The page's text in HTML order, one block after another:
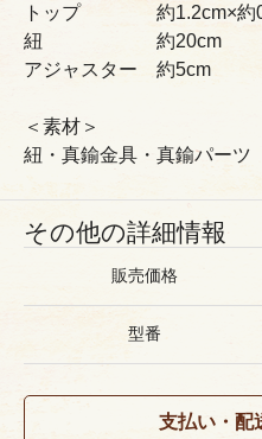
トップ 約1.2cm×約
紐 約20cm
アジャスター 約5cm
＜素材＞
紐・真鍮金具・真鍮パーツ
その他の詳細情報
販売価格
型番
支払い・配